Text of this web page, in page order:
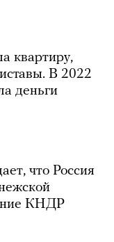
квартиру,
В 2022
деньги
что Россия
КНДР